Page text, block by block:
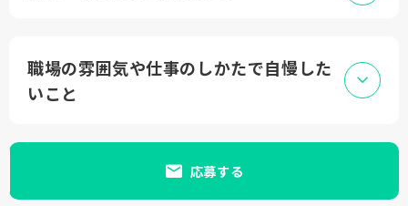
職場の雰囲気や仕事のしかたで自慢した
いこと
応募する